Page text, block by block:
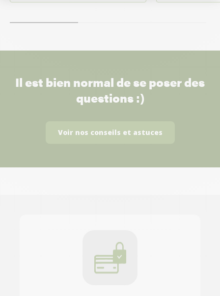
Il est bien normal de se poser des
questions :)
Voir nos conseils et astuces